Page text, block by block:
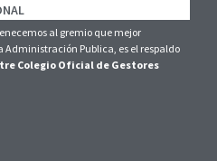
al gremio que mejor
Publica, es el respaldo
Colegio Oficial de Gestores